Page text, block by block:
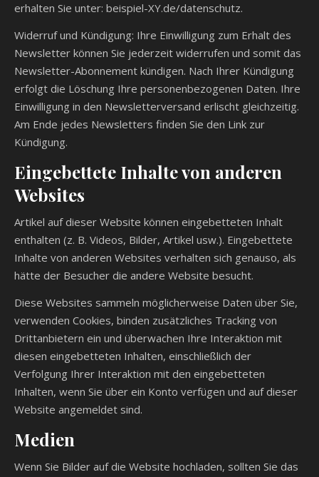
erhalten Sie unter: beispiel-XY.de/datenschutz.
Widerruf und Kündigung: Ihre Einwilligung zum Erhalt des
Newsletter können Sie jederzeit widerrufen und somit das
Newsletter-Abonnement kündigen. Nach Ihrer Kündigung
erfolgt die Löschung Ihre personenbezogenen Daten. Ihre
Einwilligung in den Newsletterversand erlischt gleichzeitig.
Am Ende jedes Newsletters finden Sie den Link zur
Kündigung.
Eingebettete Inhalte von anderen
Websites
Artikel auf dieser Website können eingebetteten Inhalt
enthalten (z. B. Videos, Bilder, Artikel usw.). Eingebettete
Inhalte von anderen Websites verhalten sich genauso, als
hätte der Besucher die andere Website besucht.
Diese Websites sammeln möglicherweise Daten über Sie,
verwenden Cookies, binden zusätzliches Tracking von
Drittanbietern ein und überwachen Ihre Interaktion mit
diesen eingebetteten Inhalten, einschließlich der
Verfolgung Ihrer Interaktion mit den eingebetteten
Inhalten, wenn Sie über ein Konto verfügen und auf dieser
Website angemeldet sind.
Medien
Wenn Sie Bilder auf die Website hochladen, sollten Sie das